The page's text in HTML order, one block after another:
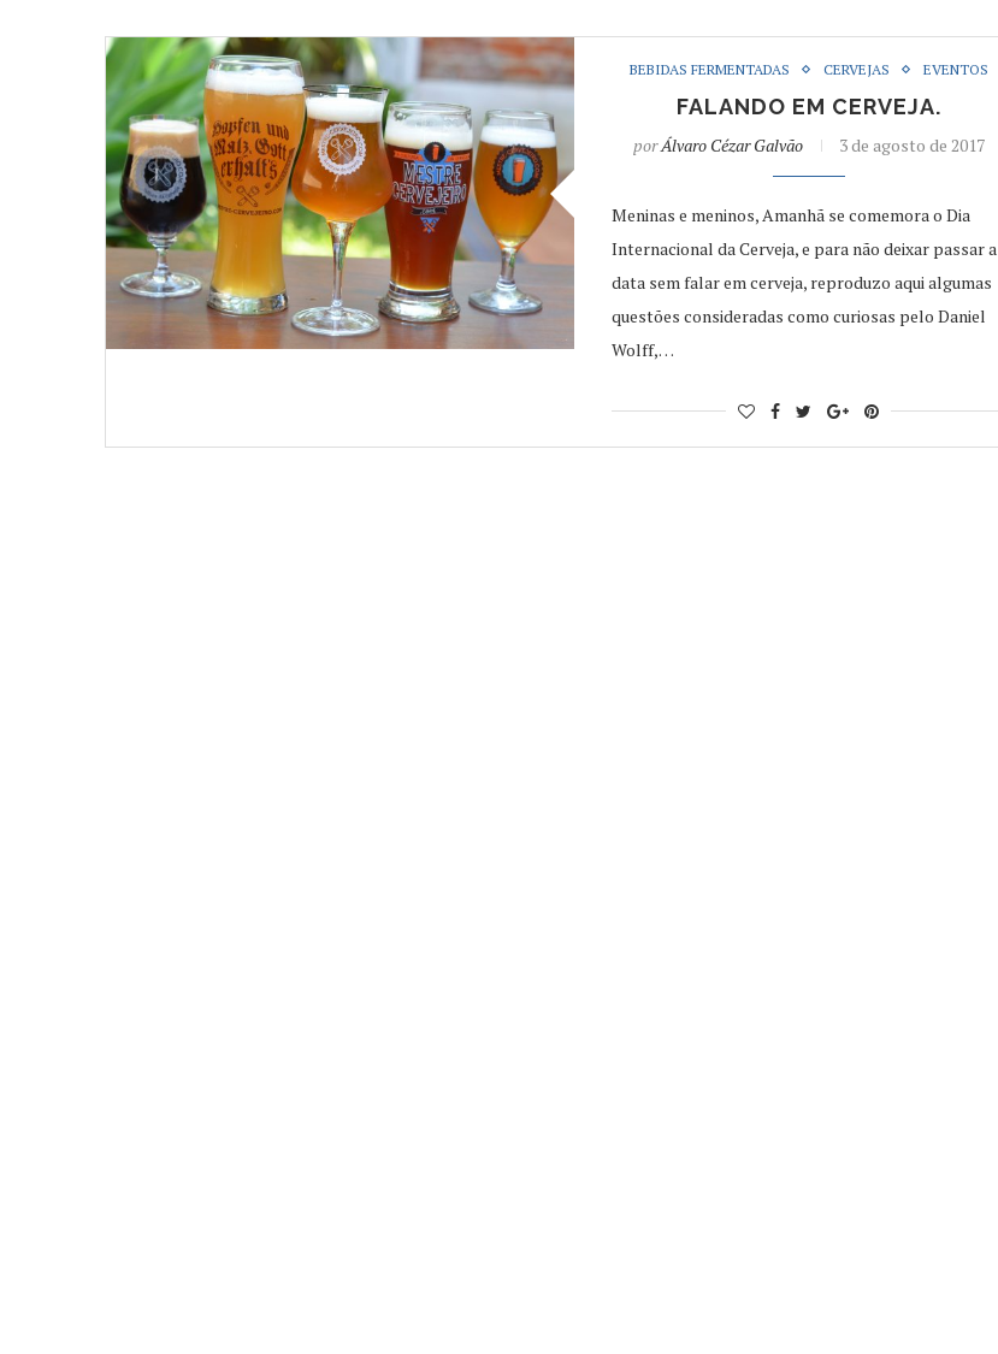
BEBIDAS FERMENTADAS CERVEJAS EVENTOS
FALANDO EM CERVEJA.
porÁlvaro Cézar Galvão 3 de agosto de 2017
Meninas e meninos, Amanhã se comemora o Dia
Internacional da Cerveja, e para não deixar passar a
data sem falar em cerveja, reproduzo aqui algumas
questões consideradas como curiosas pelo Daniel
Wolff,…